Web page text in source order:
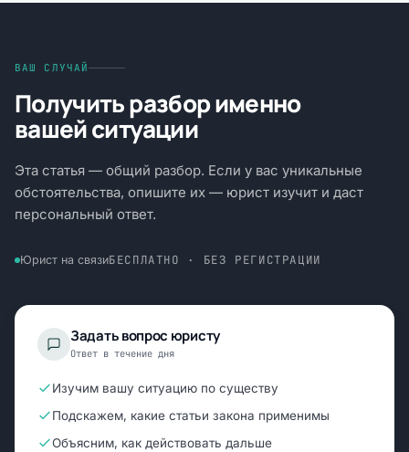
ВАШ СЛУЧАЙ
Получить разбор именно
вашей ситуации
Эта статья — общий разбор. Если у вас уникальные
обстоятельства, опишите их — юрист изучит и даст
персональный ответ.
Юрист на связиБЕСПЛАТНО · БЕЗ РЕГИСТРАЦИИ
Задать вопрос юристу
Ответ в течение дня
Изучим вашу ситуацию по существу
Подскажем, какие статьи закона применимы
Объясним, как действовать дальше